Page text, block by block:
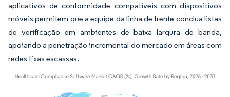
aplicativos de conformidade compatíveis com dispositivos
móveis permitem que a equipe da linha de frente conclua listas
de verificação em ambientes de baixa largura de banda,
apoiando a penetração incremental do mercado em áreas com
redes fixas escassas.